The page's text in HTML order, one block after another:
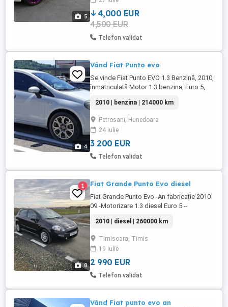
5
anvelope noi de vară dot 2025(total jante
cu anvelope 600 ),jante ...
4,000 EUR
4,500 EUR
Telefon validat
4
Vând Fiat Punto evo
Se vinde Fiat Punto EVO 1.3 Benzină, 2010,
înmatriculată Motor 1.3 benzina, Euro 5,
redus (5% urban 4,5% extraurban), costuri
mici de întreținere. Kilometraj: 213.xxx km
Întreținere la zi: revizii făcute, ulei și
plăcuțe schimbate recent, anvelope all-
season ...
2010 | benzina | 214000 km
Petrosani, Hunedoara
24 iulie
3 200 EUR
Telefon validat
8
1 Fiat Grande Punto Evo diesel
Fiat Grande Punto Evo -An fabricație 2010
09 -Motorizare 1.3 diesel Euro 5 --
comenzi volan -Tempomat (pilot automat)
-Computer bord -Senzori parcare -
Geamuri electrice -Oglinzi electrice
încălzite -Proiectoare ceață -Jante aliaj
originale -Pret neg
2010 | diesel | 260000 km
Timisoara, Timis
19 iulie
2 990 EUR
Telefon validat
Vând Fiat punto evo an